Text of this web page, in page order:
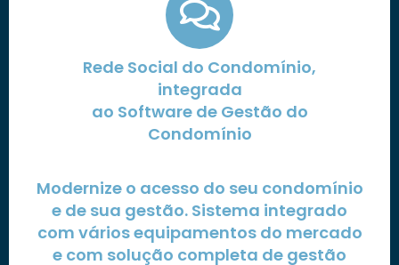
Rede Social do Condomínio,
integrada
ao Software de Gestão do
Condomínio
Modernize o acesso do seu condomínio
e de sua gestão. Sistema integrado
com vários equipamentos do mercado
e com solução completa de gestão